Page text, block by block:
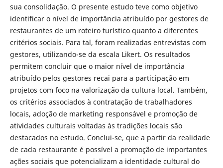
sua consolidação. O presente estudo teve como objetivo
identificar o nível de importância atribuído por gestores de
restaurantes de um roteiro turístico quanto a diferentes
critérios sociais. Para tal, foram realizadas entrevistas com
gestores, utilizando-se da escala Likert. Os resultados
permitem concluir que o maior nível de importância
atribuído pelos gestores recai para a participação em
projetos com foco na valorização da cultura local. Também,
os critérios associados à contratação de trabalhadores
locais, adoção de marketing responsável e promoção de
atividades culturais voltadas às tradições locais são
destacados no estudo. Conclui-se, que a partir da realidade
de cada restaurante é possível a promoção de importantes
ações sociais que potencializam a identidade cultural do